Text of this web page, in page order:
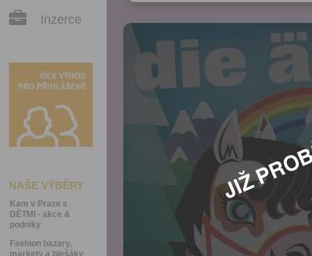
Inzerce
NAŠE VÝBĚRY
Kam v Praze s
DĚTMI - akce &
podniky
Fashion bazary,
markety a blešáky